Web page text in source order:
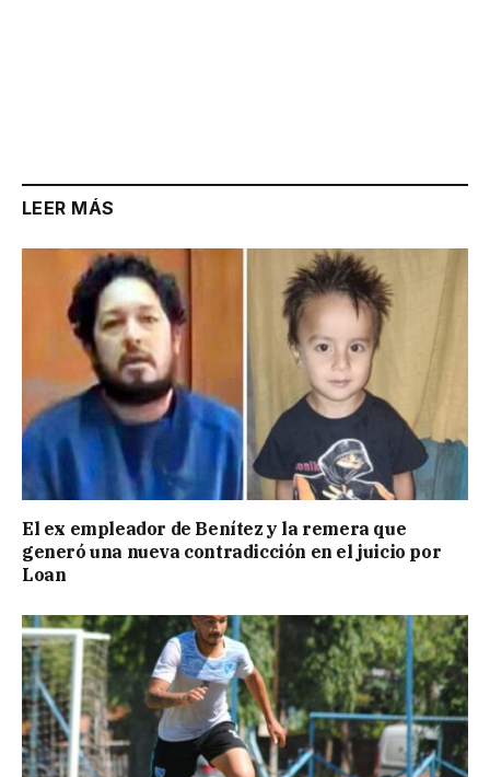
LEER MÁS
El ex empleador de Benítez y la remera que
generó una nueva contradicción en el juicio por
Loan